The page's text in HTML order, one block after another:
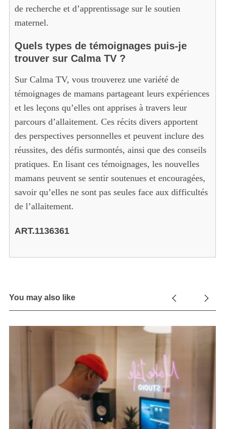
de recherche et d’apprentissage sur le soutien
maternel.
Quels types de témoignages puis-je
trouver sur Calma TV ?
Sur Calma TV, vous trouverez une variété de
témoignages de mamans partageant leurs expériences
et les leçons qu’elles ont apprises à travers leur
parcours d’allaitement. Ces récits divers apportent
des perspectives personnelles et peuvent inclure des
réussites, des défis surmontés, ainsi que des conseils
pratiques. En lisant ces témoignages, les nouvelles
mamans peuvent se sentir soutenues et encouragées,
savoir qu’elles ne sont pas seules face aux difficultés
de l’allaitement.
ART.1136361
You may also like